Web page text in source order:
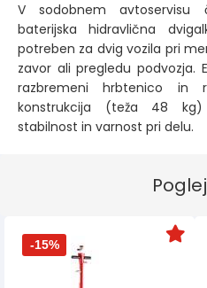
V sodobnem avtoservisu
baterijska hidravlična
potreben za dvig vozila pri
zavor ali pregledu podvozja.
razbremeni hrbtenico in
konstrukcija (teža 48
stabilnost in varnost pri delu.
-15%